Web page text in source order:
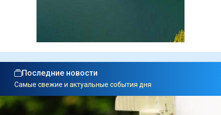
Последние новости
Самые свежие и актуальные события дня